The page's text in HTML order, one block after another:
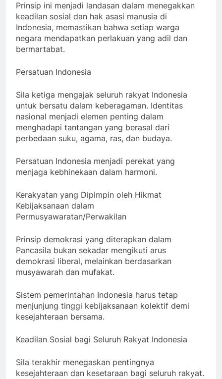
Prinsip ini menjadi landasan dalam menegakkan
keadilan sosial dan hak asasi manusia di
Indonesia, memastikan bahwa setiap warga
negara mendapatkan perlakuan yang adil dan
bermartabat.
Persatuan Indonesia
Sila ketiga mengajak seluruh rakyat Indonesia
untuk bersatu dalam keberagaman. Identitas
nasional menjadi elemen penting dalam
menghadapi tantangan yang berasal dari
perbedaan suku, agama, ras, dan budaya.
Persatuan Indonesia menjadi perekat yang
menjaga kebhinekaan dalam harmoni.
Kerakyatan yang Dipimpin oleh Hikmat
Kebijaksanaan dalam
Permusyawaratan/Perwakilan
Prinsip demokrasi yang diterapkan dalam
Pancasila bukan sekadar mengikuti arus
demokrasi liberal, melainkan berdasarkan
musyawarah dan mufakat.
Sistem pemerintahan Indonesia harus tetap
menjunjung tinggi kebijaksanaan kolektif demi
kesejahteraan bersama.
Keadilan Sosial bagi Seluruh Rakyat Indonesia
Sila terakhir menegaskan pentingnya
kesejahteraan dan kesetaraan bagi seluruh rakyat.